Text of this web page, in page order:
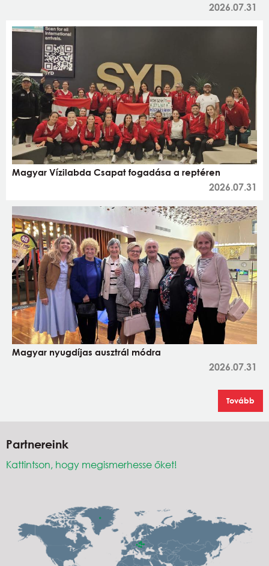
2026.07.31
Magyar Vízilabda Csapat fogadása a reptéren
2026.07.31
Magyar nyugdíjas ausztrál módra
2026.07.31
Tovább
Partnereink
Kattintson, hogy megismerhesse őket!